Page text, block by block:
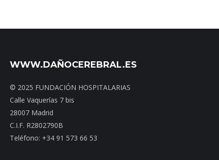
WWW.DAÑOCEREBRAL.ES
© 2025 FUNDACIÓN HOSPITALARIAS
Calle Vaquerías 7 bis
28007 Madrid
C.I.F. R2802790B
Teléfono: +34 91 573 66 53